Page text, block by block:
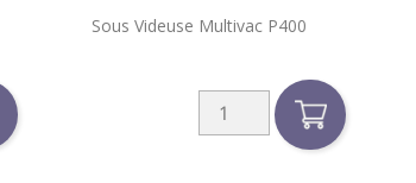
Sous Videuse Multivac P400
Aperçu rapide